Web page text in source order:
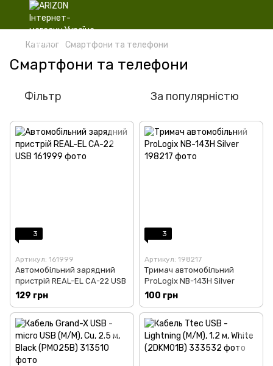
Каталог Смартфони та телефони
Смартфони та телефони
Фільтр За популярністю
3
Артикул: 161999
Автомобільний зарядний
пристрій REAL-EL CA-22 USB
129 грн
3
Артикул: 198217
Тримач автомобільний
ProLogix NB-143H Silver
100 грн